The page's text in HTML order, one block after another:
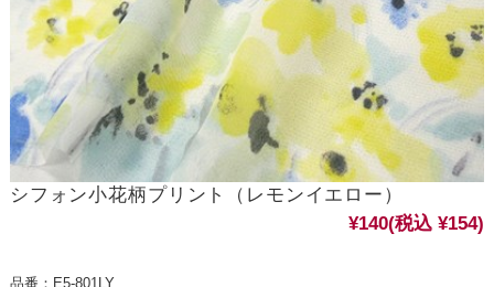
シフォン小花柄プリント（レモンイエロー）
¥140(税込 ¥154)
品番：E5-801LY